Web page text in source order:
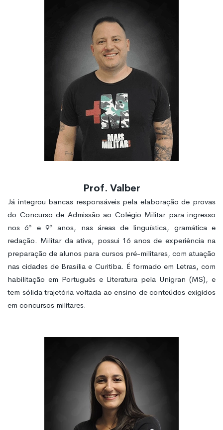
Prof. Valber
Já integrou bancas responsáveis pela elaboração de provas
do Concurso de Admissão ao Colégio Militar para ingresso
nos 6º e 9º anos, nas áreas de linguística, gramática e
redação. Militar da ativa, possui 16 anos de experiência na
preparação de alunos para cursos pré-militares, com atuação
nas cidades de Brasília e Curitiba. É formado em Letras, com
habilitação em Português e Literatura pela Unigran (MS), e
tem sólida trajetória voltada ao ensino de conteúdos exigidos
em concursos militares.